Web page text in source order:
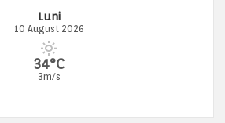
Luni
10 August 2026
34°C
3m/s